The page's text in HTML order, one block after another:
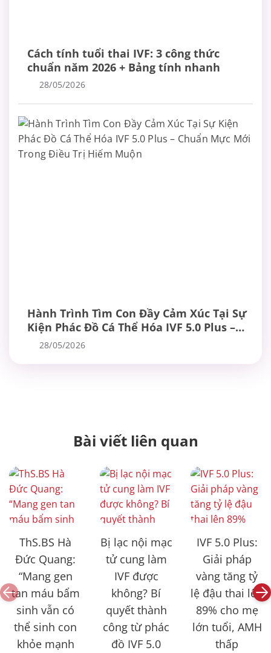
Cách tính tuổi thai IVF: 3 công thức
chuẩn năm 2026 + Bảng tính nhanh
28/05/2026
Hành Trình Tìm Con Đầy Cảm Xúc Tại Sự
Kiện Phác Đồ Cá Thể Hóa IVF 5.0 Plus –
Chuẩn Mực Mới Trong Điều Trị Hiếm
28/05/2026
Bài viết liên quan
ThS.BS Hà
Đức Quang:
“Mang gen
tan máu bẩm
sinh vẫn có
thể sinh con
khỏe mạnh
Bị lạc nội mạc
tử cung làm
IVF được
không? Bí
quyết thành
công từ phác
đồ IVF 5.0
IVF 5.0 Plus:
Giải pháp
vàng tăng tỷ
lệ đậu thai lên
89% cho mẹ
lớn tuổi, AMH
thấp